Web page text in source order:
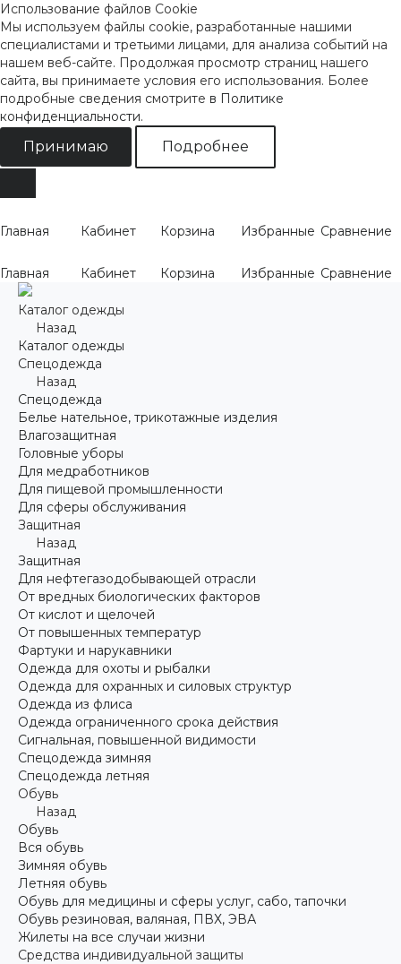
Использование файлов Cookie
Мы используем файлы cookie, разработанные нашими
специалистами и третьими лицами, для анализа событий на
нашем веб-сайте. Продолжая просмотр страниц нашего
сайта, вы принимаете условия его использования. Более
подробные сведения смотрите в Политике
конфиденциальности.
Принимаю Подробнее
Главная Кабинет Корзина Избранные Сравнение
Главная Кабинет Корзина Избранные Сравнение
Каталог одежды
Назад
Каталог одежды
Спецодежда
Назад
Спецодежда
Белье нательное, трикотажные изделия
Влагозащитная
Головные уборы
Для медработников
Для пищевой промышленности
Для сферы обслуживания
Защитная
Назад
Защитная
Для нефтегазодобывающей отрасли
От вредных биологических факторов
От кислот и щелочей
От повышенных температур
Фартуки и нарукавники
Одежда для охоты и рыбалки
Одежда для охранных и силовых структур
Одежда из флиса
Одежда ограниченного срока действия
Сигнальная, повышенной видимости
Спецодежда зимняя
Спецодежда летняя
Обувь
Назад
Обувь
Вся обувь
Зимняя обувь
Летняя обувь
Обувь для медицины и сферы услуг, сабо, тапочки
Обувь резиновая, валяная, ПВХ, ЭВА
Жилеты на все случаи жизни
Средства индивидуальной защиты